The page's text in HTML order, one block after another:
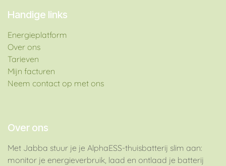
Handige links
Energieplatform​
Over ons
Tarieven
Mijn facturen
Neem contact op met ons
Over ons
Met Jabba stuur je je AlphaESS-thuisbatterij slim aan:
monitor je energieverbruik, laad en ontlaad je batterij